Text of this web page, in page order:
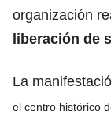
organización
liberación de
La
el centro histórico